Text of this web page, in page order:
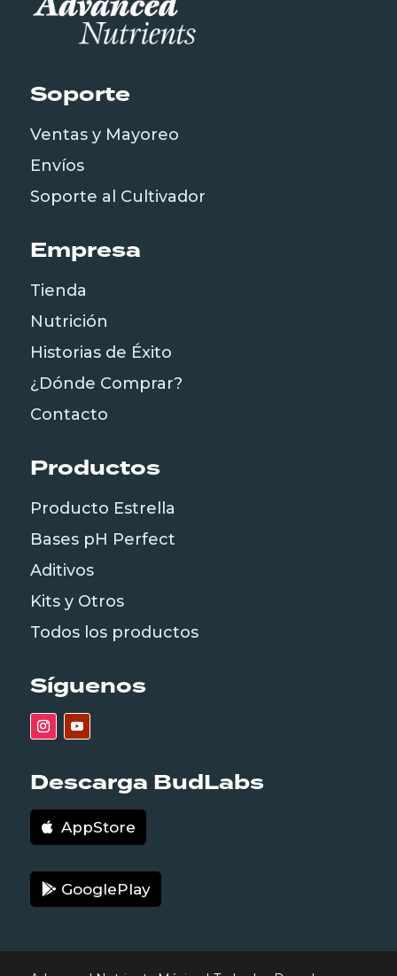
Soporte
Ventas y Mayoreo
Envíos
Soporte al Cultivador
Empresa
Tienda
Nutrición
Historias de Éxito
¿Dónde Comprar?
Contacto
Productos
Producto Estrella
Bases pH Perfect
Aditivos
Kits y Otros
Todos los productos
Síguenos
Descarga BudLabs
AppStore
GooglePlay